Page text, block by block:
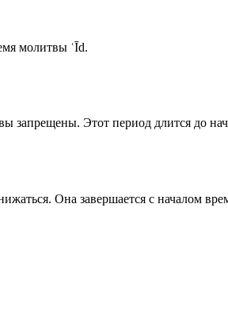
молитвы ʿĪd.
запрещены. Этот период длится до
Она завершается с началом